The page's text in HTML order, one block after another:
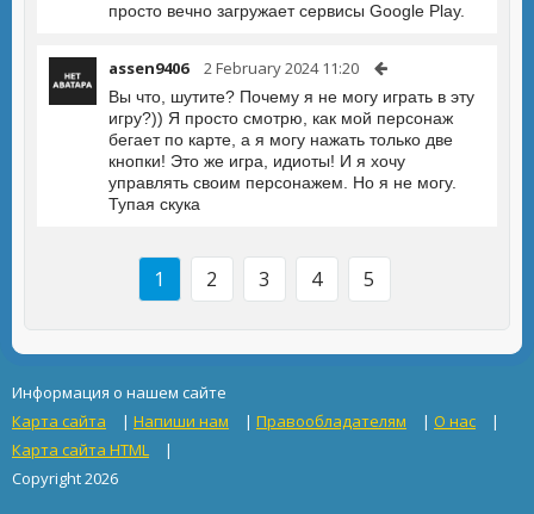
просто вечно загружает сервисы Google Play.
assen9406 2 February 2024 11:20
Вы что, шутите? Почему я не могу играть в эту
игру?)) Я просто смотрю, как мой персонаж
бегает по карте, а я могу нажать только две
кнопки! Это же игра, идиоты! И я хочу
управлять своим персонажем. Но я не могу.
Тупая скука
1 2 3 4 5
Информация о нашем сайте
Карта сайта
| Напиши нам | Правообладателям | О нас
|
Карта сайта HTML
|
Copyright 2026